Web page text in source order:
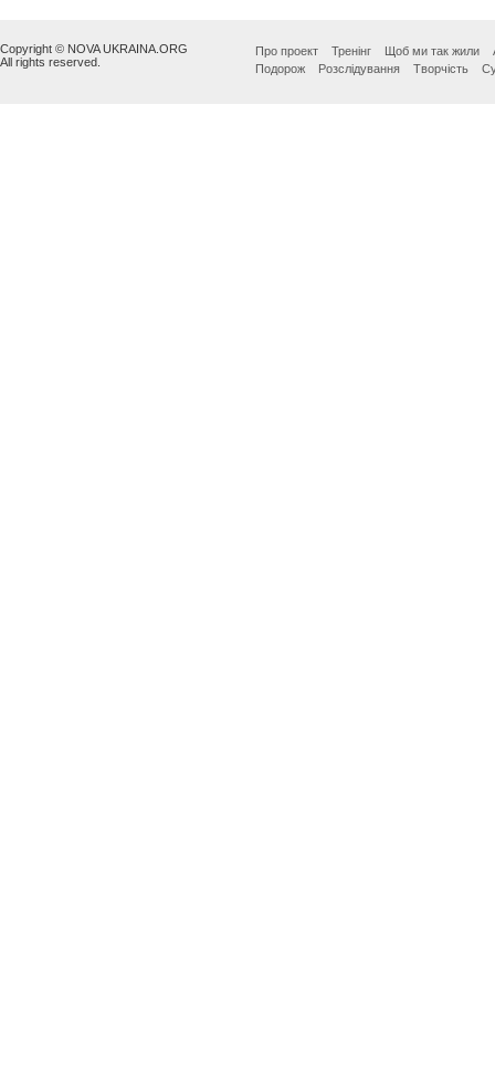
Copyright © NOVA UKRAINA.ORG
All rights reserved.
Про проект Тренінг Щоб ми так жили
Подорож
Розслідування Творчість